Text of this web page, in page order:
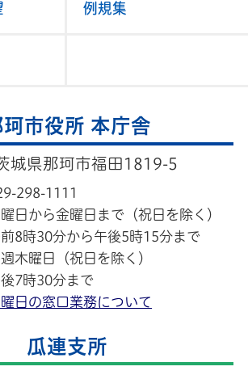
例規集
珂市役所 本庁舎
城県那珂市福田1819-5
298-1111
日から金曜日まで（祝日を除く）
8時30分から午後5時15分まで
木曜日（祝日を除く）
7時30分まで
曜日の窓口業務について
瓜連支所